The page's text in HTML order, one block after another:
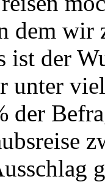
dem wir
ist der
der